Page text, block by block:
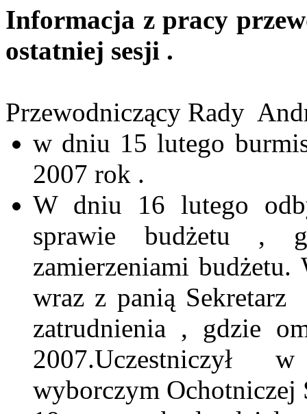
Informacja z pracy
ostatniej sesji .
Przewodniczący Rady
w dniu 15 lutego
2007 rok .
W dniu 16 lutego
sprawie budżetu ,
zamierzeniami
wraz z panią Sekretarz
zatrudnienia , gdzie
2007.Uczestniczył
wyborczym Ochotniczej